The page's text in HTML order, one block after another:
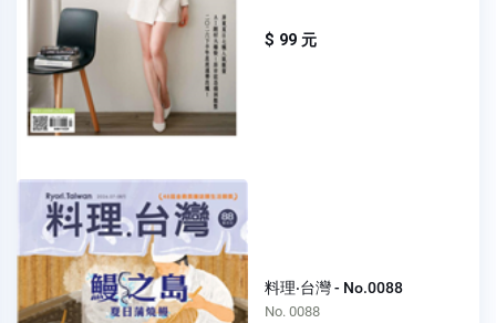
$ 99 元
料理‧台灣 - No.0088
No. 0088